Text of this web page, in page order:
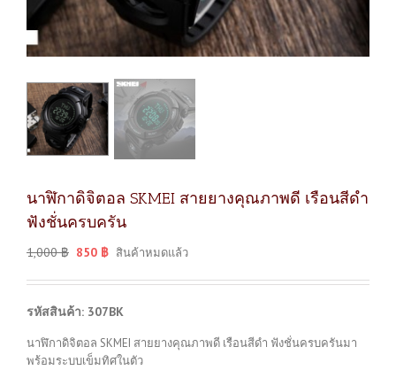
นาฬิกาดิจิตอล SKMEI สายยางคุณภาพดี เรือนสีดำ
ฟังชั่นครบครัน
1,000฿ 850 ฿ สินค้าหมดแล้ว
รหัสสินค้า: 307BK
นาฬิกาดิจิตอล SKMEI สายยางคุณภาพดี เรือนสีดำ ฟังชั่นครบครันมา
พร้อมระบบเข็มทิศในตัว